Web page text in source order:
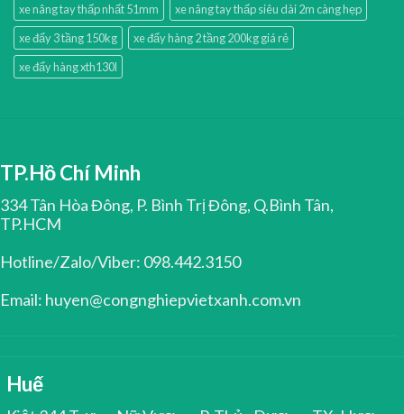
xe nâng tay thấp nhất 51mm
xe nâng tay thấp siêu dài 2m càng hẹp
xe đẩy 3 tầng 150kg
xe đẩy hàng 2 tầng 200kg giá rẻ
xe đẩy hàng xth130l
TP.Hồ Chí Minh
334 Tân Hòa Đông, P. Bình Trị Đông, Q.Bình Tân,
TP.HCM
Hotline/Zalo/Viber: 098.442.3150
Email: huyen@congnghiepvietxanh.com.vn
Huế